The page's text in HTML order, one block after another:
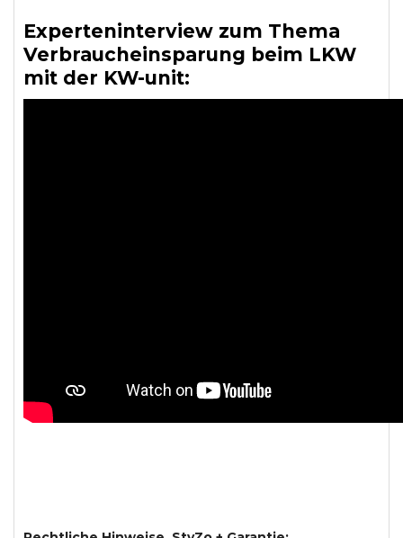
Experteninterview zum Thema
Verbraucheinsparung beim LKW
mit der KW-unit: